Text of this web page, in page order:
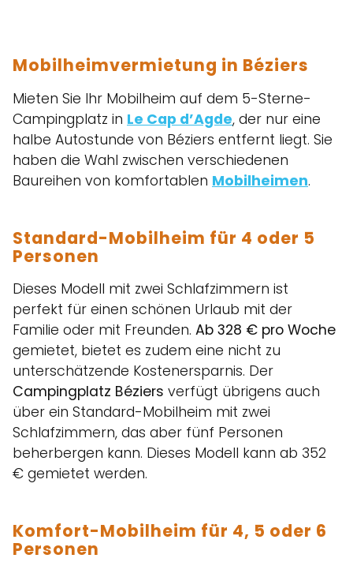
Mobilheimvermietung in Béziers
Mieten Sie Ihr Mobilheim auf dem 5-Sterne-
Campingplatz in Le Cap d’Agde, der nur eine
halbe Autostunde von Béziers entfernt liegt. Sie
haben die Wahl zwischen verschiedenen
Baureihen von komfortablen Mobilheimen.
Standard-Mobilheim für 4 oder 5
Personen
Dieses Modell mit zwei Schlafzimmern ist
perfekt für einen schönen Urlaub mit der
Familie oder mit Freunden. Ab 328 € pro Woche
gemietet, bietet es zudem eine nicht zu
unterschätzende Kostenersparnis. Der
Campingplatz Béziers verfügt übrigens auch
über ein Standard-Mobilheim mit zwei
Schlafzimmern, das aber fünf Personen
beherbergen kann. Dieses Modell kann ab 352
€ gemietet werden.
Komfort-Mobilheim für 4, 5 oder 6
Personen